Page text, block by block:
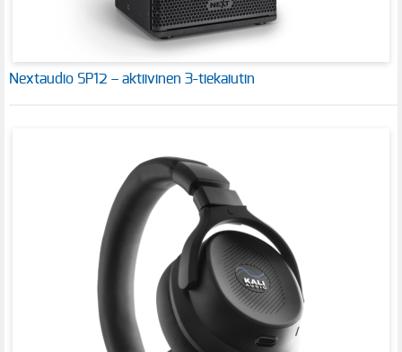
Nextaudio SP12 – aktiivinen 3-tiekaiutin